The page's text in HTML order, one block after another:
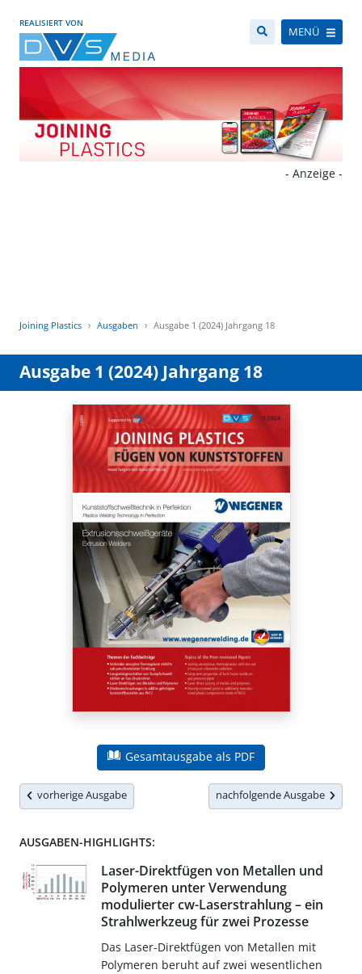
REALISIERT VON
MENÜ
- Anzeige -
Joining Plastics Ausgaben Ausgabe 1 (2024) Jahrgang 18
Ausgabe 1 (2024) Jahrgang 18
Gesamtausgabe als PDF
vorherige Ausgabe nachfolgende Ausgabe
AUSGABEN-HIGHLIGHTS:
Laser-Direktfügen von Metallen und
Polymeren unter Verwendung
modulierter cw-Laserstrahlung – ein
Strahlwerkzeug für zwei Prozesse
Das Laser-Direktfügen von Metallen mit
Polymeren beruht auf zwei wesentlichen